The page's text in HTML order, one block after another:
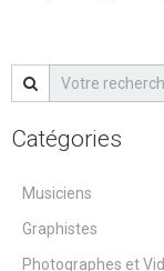
Catégories
Musiciens
Graphistes
Photographes et